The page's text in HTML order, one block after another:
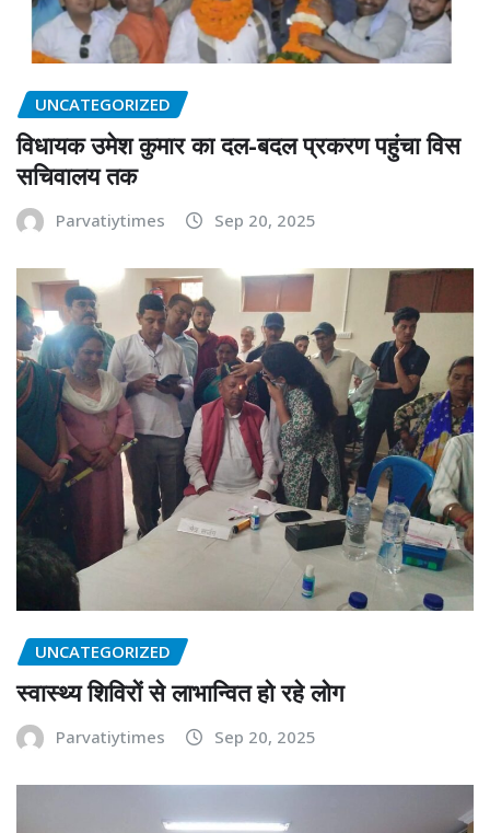
UNCATEGORIZED
विधायक उमेश कुमार का दल-बदल प्रकरण पहुंचा विस
सचिवालय तक
Parvatiytimes Sep 20, 2025
UNCATEGORIZED
स्वास्थ्य शिविरों से लाभान्वित हो रहे लोग
Parvatiytimes Sep 20, 2025